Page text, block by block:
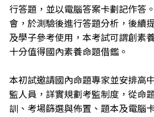
行答題，並以電腦答案卡劃記作答
會，於測驗後進行答題分析，後續
及學子參考使用，本考試可謂創素
十分值得國內素養命題借鑑。
本初試邀請國內命題專家並安排高
監人員，詳實規劃考監制度，從命
訓、考場篩選與佈置、題本及電腦